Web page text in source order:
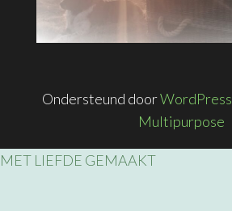
Ondersteund doorWordPress
Multipurpose
MET LIEFDE GEMAAKT